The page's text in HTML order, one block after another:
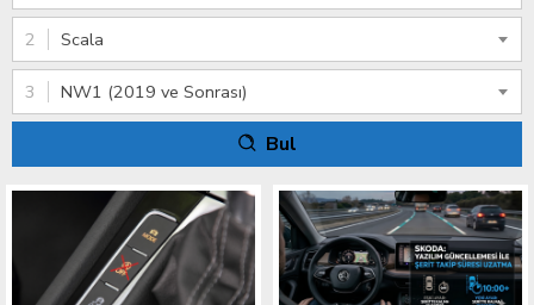
Scala
NW1 (2019 ve Sonrası)
Bul